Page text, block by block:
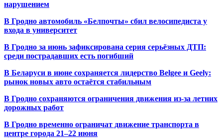
нарушением
В Гродно автомобиль «Белпочты» сбил велосипедиста у
входа в университет
В Гродно за июнь зафиксирована серия серьёзных ДТП:
среди пострадавших есть погибший
В Беларуси в июне сохраняется лидерство Belgee и Geely:
рынок новых авто остаётся стабильным
В Гродно сохраняются ограничения движения из-за летних
дорожных работ
В Гродно временно ограничат движение транспорта в
центре города 21–22 июня